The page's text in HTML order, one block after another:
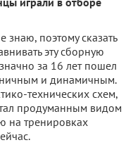
знаю, поэтому сказать
эту сборную
за 16 лет пошел
и динамичным.
технических схем,
продуманным видом
на тренировках